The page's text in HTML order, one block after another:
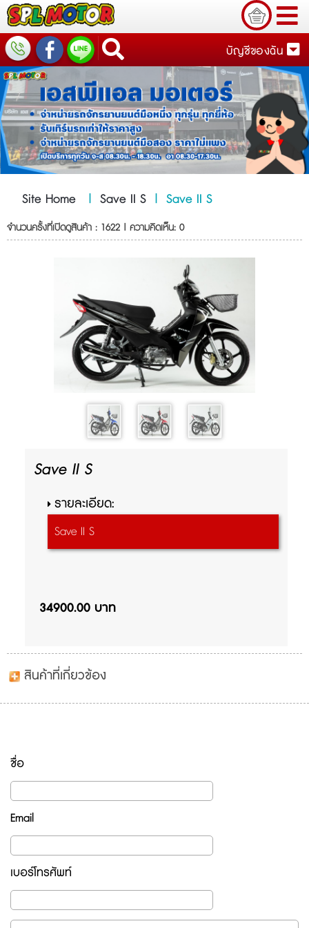
บัญชีของฉัน
Site Home | Save II S | Save II S
จำนวนครั้งที่เปิดดูสินค้า : 1622 | ความคิดเห็น: 0
Save II S
รายละเอียด:
Save II S
34900.00 บาท
สินค้าที่เกี่ยวข้อง
ชื่อ
Email
เบอร์โทรศัพท์